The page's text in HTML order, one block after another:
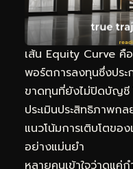
เส้น Equity Curve คื
พอร์ตการลงทุนซึ่งประ
ขาดทุนที่ยังไม่ปิดบัญชี
ประเมินประสิทธิภาพก
แนวโน้มการเติบโตขอ
อย่างแม่นยำ